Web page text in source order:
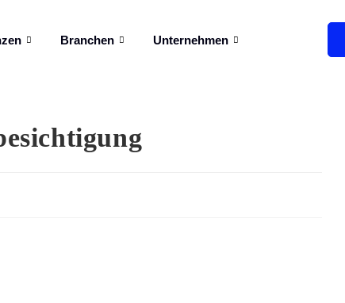
Branchen Unternehmen